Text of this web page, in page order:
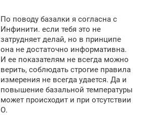
По поводу базалки я согласна с
Инфинити. если тебя это не
затрудняет делай, но в принципе
она не достаточно информативна.
И ее показателям не всегда можно
верить, соблюдать строгие правила
измерения не всегда удается. Да и
повышение базальной температуры
может происходит и при отсутствии
О.